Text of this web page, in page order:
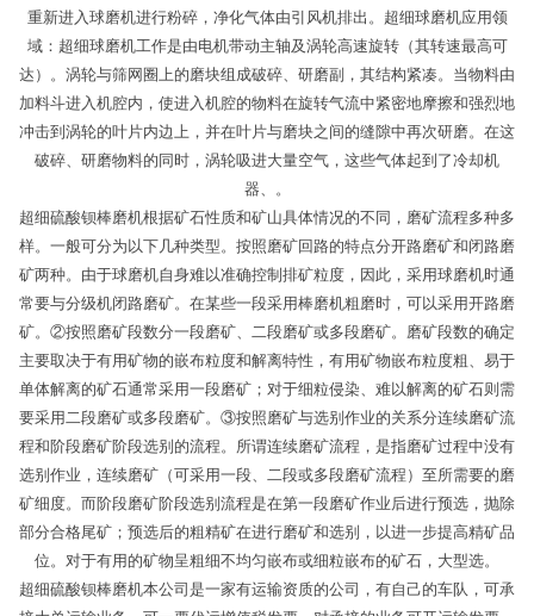
重新进入球磨机进行粉碎，净化气体由引风机排出。超细球磨机应用领
域：超细球磨机工作是由电机带动主轴及涡轮高速旋转（其转速最高可
达）。涡轮与筛网圈上的磨块组成破碎、研磨副，其结构紧凑。当物料由
加料斗进入机腔内，使进入机腔的物料在旋转气流中紧密地摩擦和强烈地
冲击到涡轮的叶片内边上，并在叶片与磨块之间的缝隙中再次研磨。在这
破碎、研磨物料的同时，涡轮吸进大量空气，这些气体起到了冷却机
器、。
超细硫酸钡棒磨机根据矿石性质和矿山具体情况的不同，磨矿流程多种多
样。一般可分为以下几种类型。按照磨矿回路的特点分开路磨矿和闭路磨
矿两种。由于球磨机自身难以准确控制排矿粒度，因此，采用球磨机时通
常要与分级机闭路磨矿。在某些一段采用棒磨机粗磨时，可以采用开路磨
矿。②按照磨矿段数分一段磨矿、二段磨矿或多段磨矿。磨矿段数的确定
主要取决于有用矿物的嵌布粒度和解离特性，有用矿物嵌布粒度粗、易于
单体解离的矿石通常采用一段磨矿；对于细粒侵染、难以解离的矿石则需
要采用二段磨矿或多段磨矿。③按照磨矿与选别作业的关系分连续磨矿流
程和阶段磨矿阶段选别的流程。所谓连续磨矿流程，是指磨矿过程中没有
选别作业，连续磨矿（可采用一段、二段或多段磨矿流程）至所需要的磨
矿细度。而阶段磨矿阶段选别流程是在第一段磨矿作业后进行预选，抛除
部分合格尾矿；预选后的粗精矿在进行磨矿和选别，以进一步提高精矿品
位。对于有用的矿物呈粗细不均匀嵌布或细粒嵌布的矿石，大型选。
超细硫酸钡棒磨机本公司是一家有运输资质的公司，有自己的车队，可承